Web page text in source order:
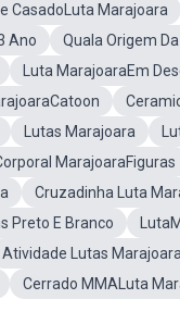
CasadoLuta Marajoara
Ano
Quala Origem
Luta MarajoaraEm
Lutas Marajoara
MarajoaraFiguras
Cruzadinha Luta
Preto E Branco
Atividade Lutas
Cerrado MMALuta